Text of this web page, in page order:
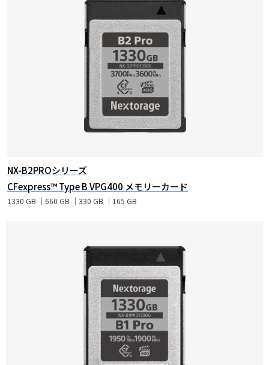
NX-B2PROシリーズ
CFexpress™ Type B VPG400 メモリーカード
1330 GB ｜660 GB ｜330 GB ｜165 GB